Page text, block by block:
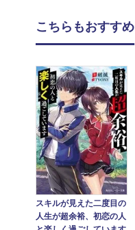
こちらもおすすめ
スキルが見えた二度目の
人生が超余裕、初恋の人